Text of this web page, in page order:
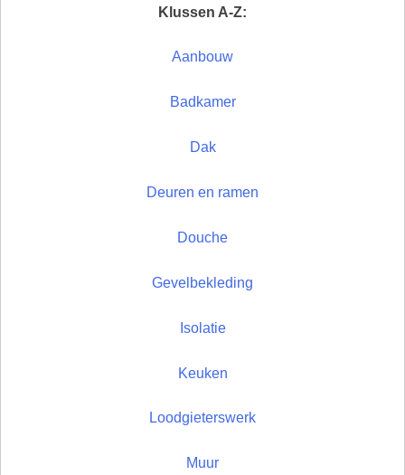
Klussen A-Z:
Aanbouw
Badkamer
Dak
Deuren en ramen
Douche
Gevelbekleding
Isolatie
Keuken
Loodgieterswerk
Muur